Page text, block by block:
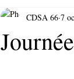
CDSA 66 7